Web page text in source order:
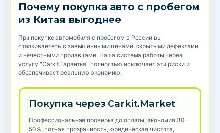
Почему покупка авто с пробегом
из Китая выгоднее
При покупке автомобиля с пробегом в России вы
сталкиваетесь с завышенными ценами, скрытыми дефектами
и нечестными продавцами. Наша система работы через
услугу "Carkit.Гарантия" полностью исключает эти риски и
обеспечивает реальную экономию.
Покупка через Carkit.Market
Профессиональная проверка до оплаты, экономия 30-
50%, полная прозрачность, юридическая чистота,